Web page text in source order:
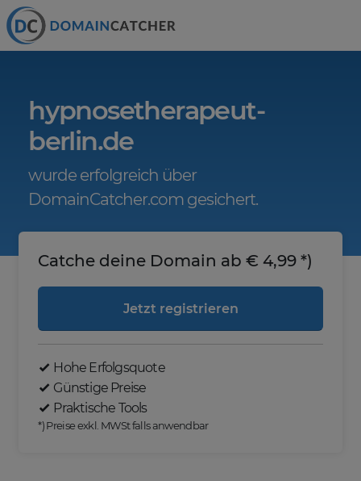
hypnosetherapeut-
berlin.de
wurde erfolgreich über
DomainCatcher.com gesichert.
Catche deine Domain ab € 4,99 *)
Jetzt registrieren
Hohe Erfolgsquote
Günstige Preise
Praktische Tools
*) Preise exkl. MWSt falls anwendbar